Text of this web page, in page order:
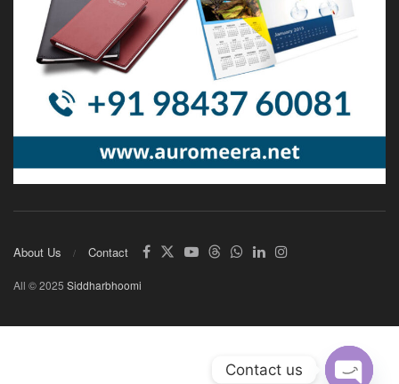
About Us Contact
All © 2025 Siddharbhoomi
Contact us